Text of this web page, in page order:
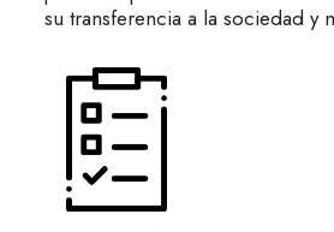
su transferencia a la sociedad y